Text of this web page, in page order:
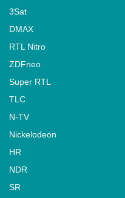
3Sat
DMAX
RTL Nitro
ZDFneo
Super RTL
TLC
N-TV
Nickelodeon
HR
NDR
SR